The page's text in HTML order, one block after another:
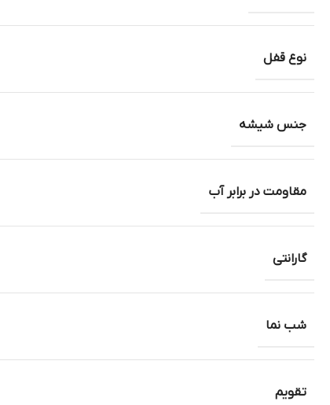
نوع قفل
جنس شیشه
مقاومت در برابر آب
گارانتی
شب نما
تقویم